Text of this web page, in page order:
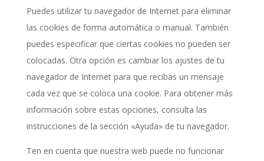
Puedes utilizar tu navegador de Internet para eliminar
las cookies de forma automática o manual. También
puedes especificar que ciertas cookies no pueden ser
colocadas. Otra opción es cambiar los ajustes de tu
navegador de Internet para que recibas un mensaje
cada vez que se coloca una cookie. Para obtener más
información sobre estas opciones, consulta las
instrucciones de la sección «Ayuda» de tu navegador.
Ten en cuenta que nuestra web puede no funcionar